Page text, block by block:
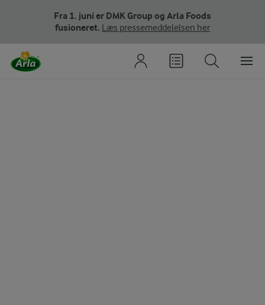
Fra 1. juni er DMK Group og Arla Foods
fusioneret. Læs pressemeddelelsen her